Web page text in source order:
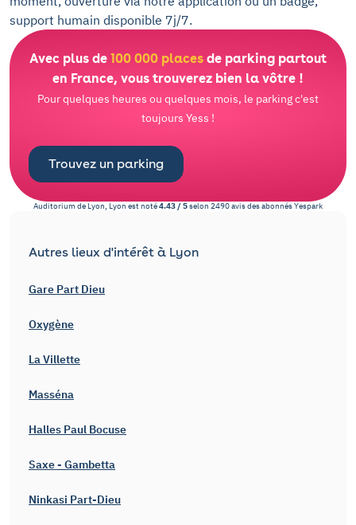
support humain disponible 7j/7.
Avec plus de 100 000 places de parking partout
en France, vous trouverez bien la vôtre !
Pour quelques heures ou quelques mois, le parking c'est
toujours Yess !
Trouvez un parking
Auditorium de Lyon, Lyon est noté4.43/ 5selon 2490avis des abonnésYespark
Autres lieux d'intérêt à Lyon
Gare Part Dieu
Oxygène
La Villette
Masséna
Halles Paul Bocuse
Saxe - Gambetta
Ninkasi Part-Dieu